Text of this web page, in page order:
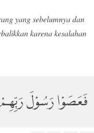
yang sebelumnya dan
karena kesalahan
فَعَصَوْا رَسُوْلَ رَبِّهِمْ